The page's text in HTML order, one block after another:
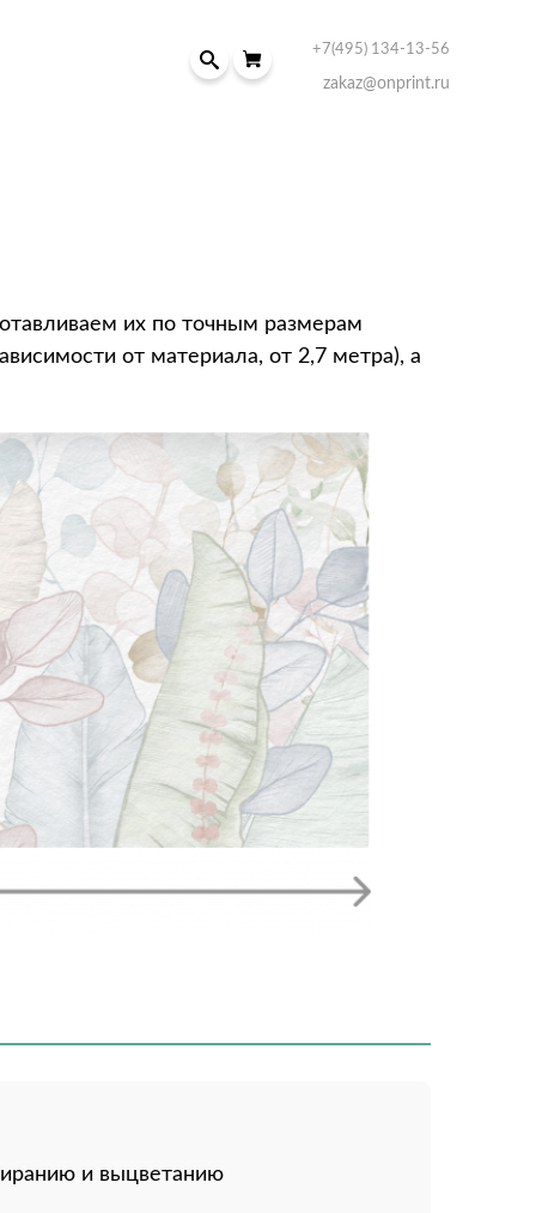
+7(495) 134-13-56
zakaz@onprint.ru
их по точным размерам
от материала, от 2,7 метра), а
и выцветанию